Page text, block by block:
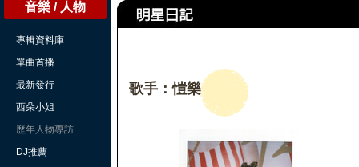
音樂 / 人物
專輯資料庫
單曲首播
最新發行
西朵小姐
歷年人物專訪
DJ推薦
歌手：愷樂